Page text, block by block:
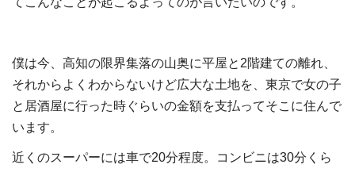
僕は今、高知の限界集落の山奥に平屋と2階建ての離れ、
それからよくわからないけど広大な土地を、東京で女の子
と居酒屋に行った時ぐらいの金額を支払ってそこに住んで
います。
近くのスーパーには車で20分程度。コンビニは30分くら